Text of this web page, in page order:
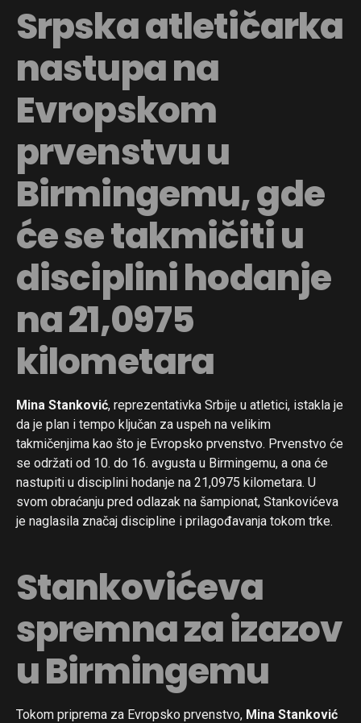
Srpska atletičarka
nastupa na
Evropskom
prvenstvu u
Birmingemu, gde
će se takmičiti u
disciplini hodanje
na 21,0975
kilometara
Mina Stanković, reprezentativka Srbije u atletici, istakla je
da je plan i tempo ključan za uspeh na velikim
takmičenjima kao što je Evropsko prvenstvo. Prvenstvo će
se održati od 10. do 16. avgusta u Birmingemu, a ona će
nastupiti u disciplini hodanje na 21,0975 kilometara. U
svom obraćanju pred odlazak na šampionat, Stankovićeva
je naglasila značaj discipline i prilagođavanja tokom trke.
Stankovićeva
spremna za izazov
u Birmingemu
Tokom priprema za Evropsko prvenstvo, Mina Stanković